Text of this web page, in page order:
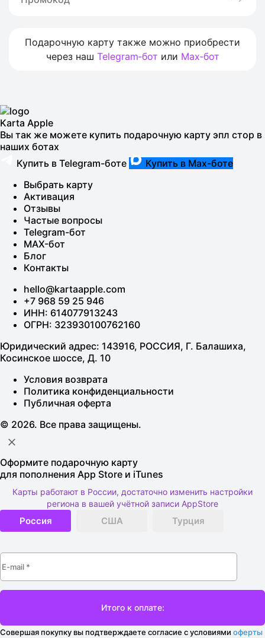
Подарочную карту также можно приобрести
через наш Telegram‑бот или Max‑бот
Karta Apple
Вы так же можете купить подарочную карту эпл стор в
наших ботах
Купить в Telegram-боте
Купить в Max-боте
Выбрать карту
Активация
Отзывы
Частые вопросы
Telegram-бот
MAX-бот
Блог
Контакты
hello@kartaapple.com
+7 968 59 25 946
ИНН: 614077913243
ОГРН: 323930100762160
Юридический адрес: 143916, РОССИЯ, Г. Балашиха,
Косинское шоссе, Д. 10
Условия возврата
Политика конфиденциальности
Публичная оферта
© 2026. Все права защищены.
Оформите подарочную карту
для пополнения App Store и iTunes
Карты работают в России, достаточно изменить настройки
региона в вашей учётной записи AppStore
Россия США Турция
Совершая покупку вы подтверждаете согласие с условиями оферты